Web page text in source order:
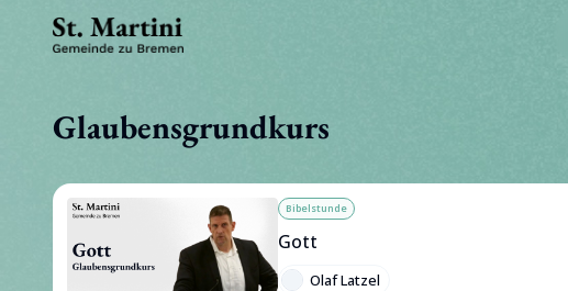
Glaubensgrundkurs
Bibelstunde
Gott
Olaf Latzel